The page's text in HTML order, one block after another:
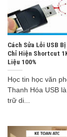
Cách Sửa Lỗi USB
Chỉ Hiện Shortcut
Liệu 100%
Học tin học văn
Thanh Hóa USB
trữ di...